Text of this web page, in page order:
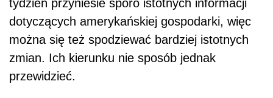
tydzień przyniesie sporo istotnych informacji
dotyczących amerykańskiej gospodarki, więc
można się też spodziewać bardziej istotnych
zmian. Ich kierunku nie sposób jednak
przewidzieć.